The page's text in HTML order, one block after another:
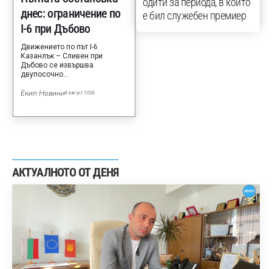
днес: ограничение по
I-6 при Дъбово
Движението по път I-6
Казанлък – Сливен при
Дъбово се извършва
двупосочно…
Екип Новини8 август 2026
е бил служебен премиер
АКТУАЛНОТО ОТ ДЕНЯ